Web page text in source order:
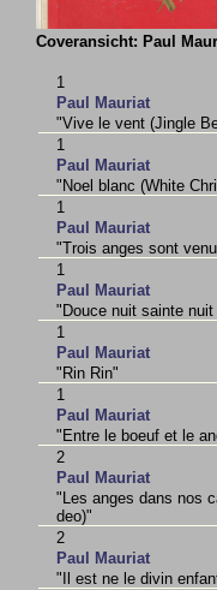
Coveransicht: Paul
1
Paul Mauriat
"Vive le vent (Jingle
1
Paul Mauriat
"Noel blanc (White
1
Paul Mauriat
"Trois anges sont
1
Paul Mauriat
"Douce nuit sainte
1
Paul Mauriat
"Rin Rin"
1
Paul Mauriat
"Entre le boeuf et le
2
Paul Mauriat
"Les anges dans nos
deo)"
2
Paul Mauriat
"Il est ne le divin